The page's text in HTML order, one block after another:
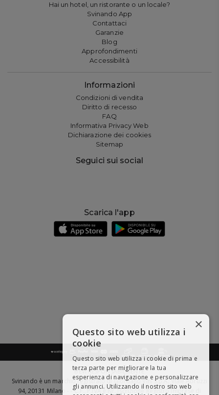
Hai un hotel, un ristorante o un locale?
Svinando App
Contattaci
Garanzie
Blog
Approfondimenti
Accessibilità
Informazioni
Condizioni di vendita
Diritto di recesso
FAQ
Informativa Privacy Web
Dichiarazione dei cookies
Sitemap
Seguici sui social
Scarica l'app
BEVI RESPONSABILMENTE
Svinando è un marchio registrato di Giordano Vini S.p.A. Viale Abruzzi
94, 20131 Milano - - C.F., P.IVA e Nr. Iscrizione Registro Imprese di
×
Questo sito web utilizza i
cookie
Questo sito web utilizza i cookie di prima e
terza parte per migliorare la tua
esperienza di navigazione e personalizzare
gli annunci. Utilizzando il nostro sito web